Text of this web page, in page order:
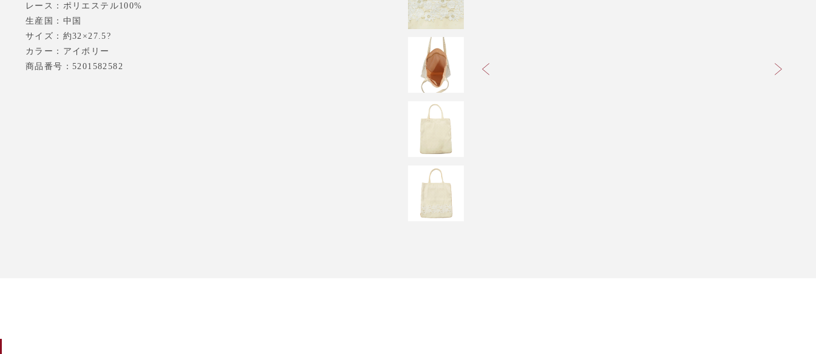
レース：ポリエステル100%
生産国：中国
サイズ：約32×27.5?
カラー：アイボリー
商品番号：5201582582